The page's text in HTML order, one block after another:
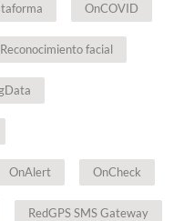
OnCOVID
Reconocimiento facial
OnAlert OnCheck
RedGPS SMS Gateway